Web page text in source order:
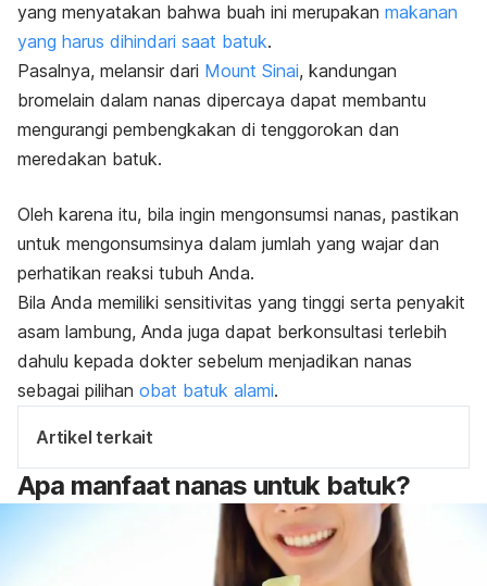
yang menyatakan bahwa buah ini merupakan makanan
yang harus dihindari saat batuk.
Pasalnya, melansir dari Mount Sinai, kandungan
bromelain dalam nanas dipercaya dapat membantu
mengurangi pembengkakan di tenggorokan dan
meredakan batuk.
Oleh karena itu, bila ingin mengonsumsi nanas, pastikan
untuk mengonsumsinya dalam jumlah yang wajar dan
perhatikan reaksi tubuh Anda.
Bila Anda memiliki sensitivitas yang tinggi serta penyakit
asam lambung, Anda juga dapat berkonsultasi terlebih
dahulu kepada dokter sebelum menjadikan nanas
sebagai pilihan obat batuk alami.
Artikel terkait
Apa manfaat nanas untuk batuk?